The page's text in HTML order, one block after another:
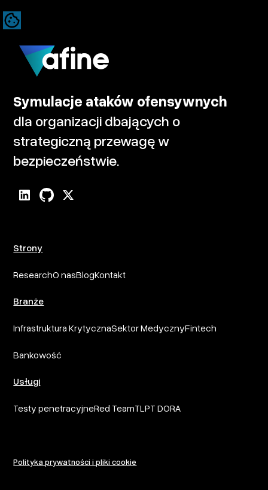
Symulacje ataków ofensywnych
dla organizacji dbających o
strategiczną przewagę w
bezpieczeństwie.
Strony
ResearchO nasBlogKontakt
Branże
Infrastruktura KrytycznaSektor MedycznyFintech
Bankowość
Usługi
Testy penetracyjneRed TeamTLPT DORA
Polityka prywatności i pliki cookie